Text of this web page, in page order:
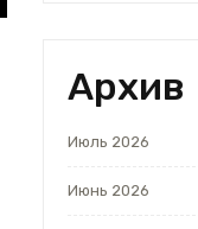
Архив
Июль 2026
Июнь 2026